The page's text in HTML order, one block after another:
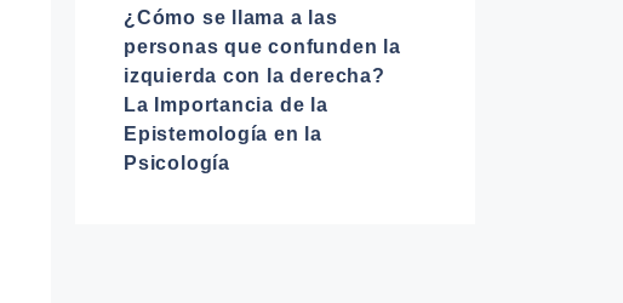
¿Cómo se llama a las
personas que confunden la
izquierda con la derecha?
La Importancia de la
Epistemología en la
Psicología